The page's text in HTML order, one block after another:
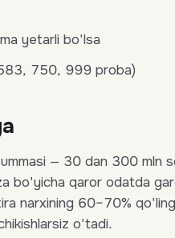
yetarli bo'lsa
750, 999 proba)
— 30 dan 300 mln
bo'yicha qaror odatda
narxining 60–70%
o'tadi.